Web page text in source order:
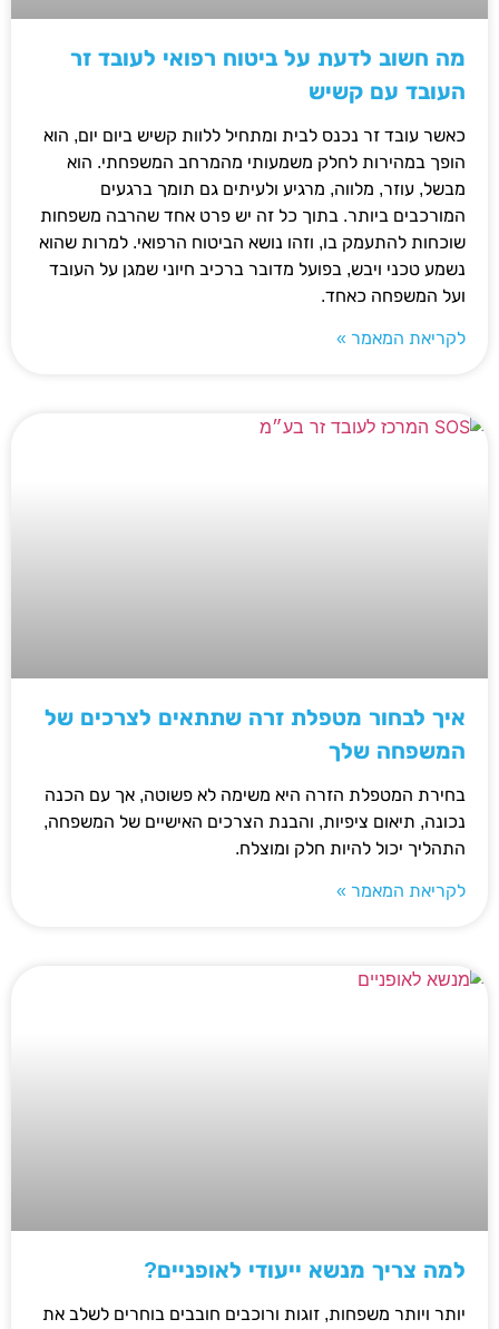
מה חשוב לדעת על ביטוח רפואי לעובד זר
העובד עם קשיש
כאשר עובד זר נכנס לבית ומתחיל ללוות קשיש ביום יום, הוא
הופך במהירות לחלק משמעותי מהמרחב המשפחתי. הוא
מבשל, עוזר, מלווה, מרגיע ולעיתים גם תומך ברגעים
המורכבים ביותר. בתוך כל זה יש פרט אחד שהרבה משפחות
שוכחות להתעמק בו, וזהו נושא הביטוח הרפואי. למרות שהוא
נשמע טכני ויבש, בפועל מדובר ברכיב חיוני שמגן על העובד
ועל המשפחה כאחד.
לקריאת המאמר »
איך לבחור מטפלת זרה שתתאים לצרכים של
המשפחה שלך
בחירת המטפלת הזרה היא משימה לא פשוטה, אך עם הכנה
נכונה, תיאום ציפיות, והבנת הצרכים האישיים של המשפחה,
התהליך יכול להיות חלק ומוצלח.
לקריאת המאמר »
למה צריך מנשא ייעודי לאופניים?
יותר ויותר משפחות, זוגות ורוכבים חובבים בוחרים לשלב את